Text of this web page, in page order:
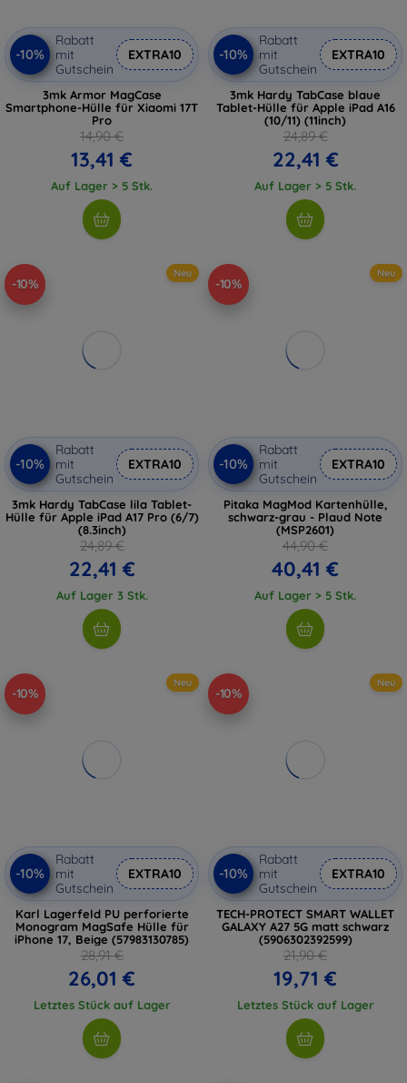
-10%
Rabatt
mit
Gutschein
EXTRA10
3mk Armor MagCase
Smartphone-Hülle für Xiaomi 17T
Pro
14,90 €
13,41 €
Auf Lager > 5 Stk.
-10%
Rabatt
mit
Gutschein
EXTRA10
3mk Hardy TabCase blaue
Tablet-Hülle für Apple iPad A16
(10/11) (11inch)
24,89 €
22,41 €
Auf Lager > 5 Stk.
-10%
Neu
-10%
Rabatt
mit
Gutschein
EXTRA10
3mk Hardy TabCase lila Tablet-
Hülle für Apple iPad A17 Pro (6/7)
(8.3inch)
24,89 €
22,41 €
Auf Lager 3 Stk.
-10%
Neu
-10%
Rabatt
mit
Gutschein
EXTRA10
Pitaka MagMod Kartenhülle,
schwarz-grau - Plaud Note
(MSP2601)
44,90 €
40,41 €
Auf Lager > 5 Stk.
-10%
Neu
-10%
Rabatt
mit
Gutschein
EXTRA10
Karl Lagerfeld PU perforierte
Monogram MagSafe Hülle für
iPhone 17, Beige (57983130785)
28,91 €
26,01 €
Letztes Stück auf Lager
-10%
Neu
-10%
Rabatt
mit
Gutschein
EXTRA10
TECH-PROTECT SMART WALLET
GALAXY A27 5G matt schwarz
(5906302392599)
21,90 €
19,71 €
Letztes Stück auf Lager